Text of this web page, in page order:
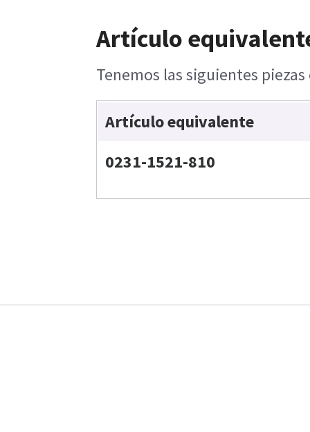
Artículo
Tenemos las siguientes
Artículo equivalente
0231-1521-810